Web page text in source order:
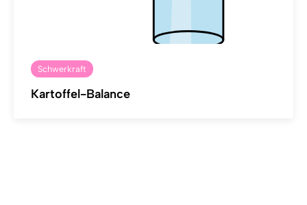
Schwerkraft
Kartoffel-Balance